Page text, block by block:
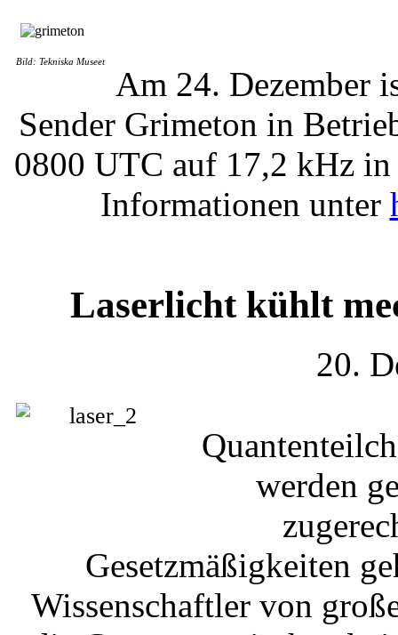
Bild: Tekniska Museet
Am 24. Dezember
Sender Grimeton in
0800 UTC auf 17,2 kHz in
Informationen unter
Laserlicht kühlt
20.
werden
Gesetzmäßigkeiten
Wissenschaftler von